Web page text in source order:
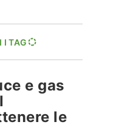
I TAG
e gas
le